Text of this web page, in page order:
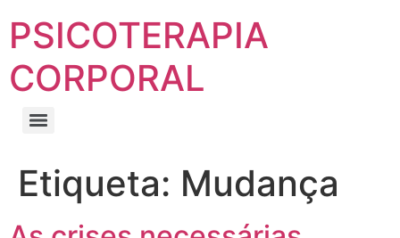
PSICOTERAPIA
CORPORAL
Etiqueta: Mudança